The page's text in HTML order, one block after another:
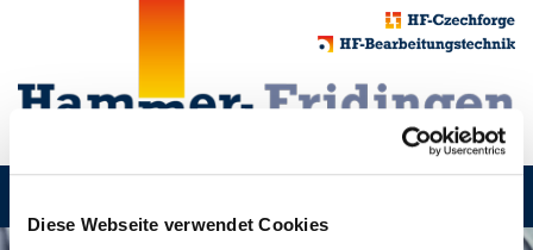
Diese Webseite verwendet Cookies